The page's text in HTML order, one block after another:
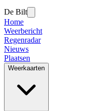
De Bilt
Home
Weerbericht
Regenradar
Nieuws
Plaatsen
Weerkaarten